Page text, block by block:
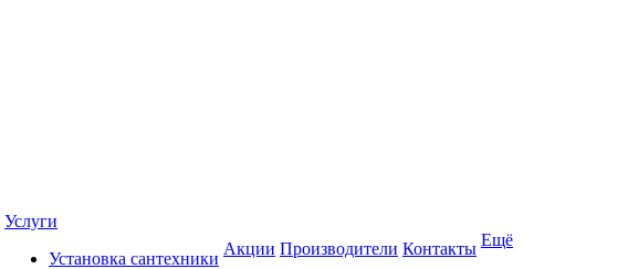
Услуги
Установка сантехники
Акции Производители Контакты Ещё